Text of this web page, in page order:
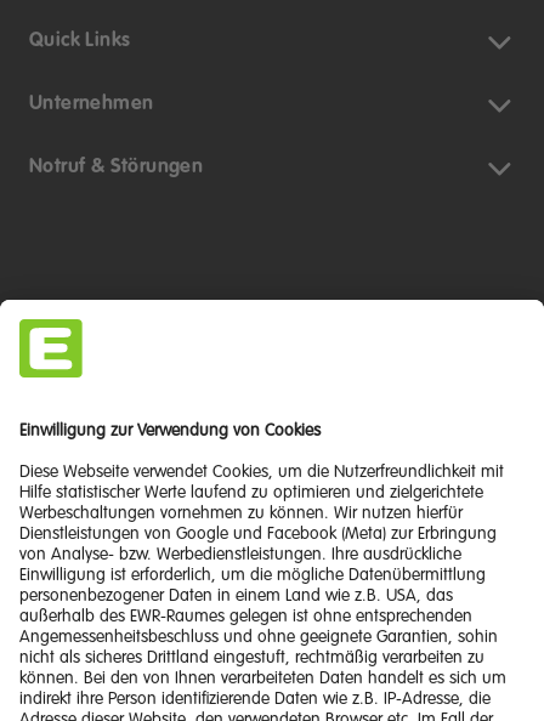
Quick Links
Unternehmen
Notruf & Störungen